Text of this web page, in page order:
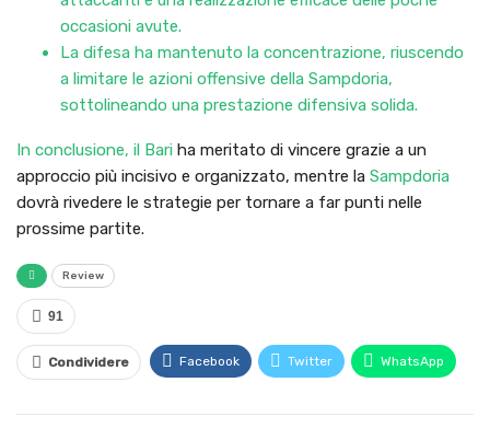
occasioni avute.
La difesa ha mantenuto la concentrazione, riuscendo
a limitare le azioni offensive della Sampdoria,
sottolineando una prestazione difensiva solida.
In conclusione, il Bari ha meritato di vincere grazie a un
approccio più incisivo e organizzato, mentre la Sampdoria
dovrà rivedere le strategie per tornare a far punti nelle
prossime partite.
Review
91
Condividere Facebook Twitter WhatsApp